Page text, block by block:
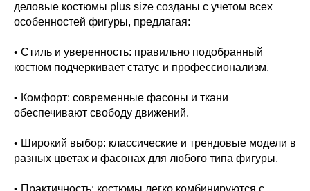
деловые костюмы plus size созданы с учетом всех
особенностей фигуры, предлагая:
• Стиль и уверенность: правильно подобранный
костюм подчеркивает статус и профессионализм.
• Комфорт: современные фасоны и ткани
обеспечивают свободу движений.
• Широкий выбор: классические и трендовые модели в
разных цветах и фасонах для любого типа фигуры.
• Практичность: костюмы легко комбинируются с